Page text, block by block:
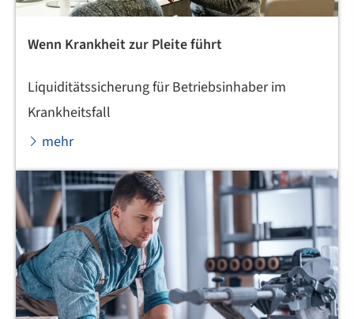
Wenn Krankheit zur Pleite führt
Liquiditätssicherung für Betriebsinhaber im
Krankheitsfall
mehr